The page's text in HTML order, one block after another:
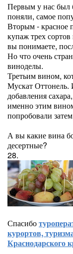
Первым у нас был
поняли, самое
Вторым - красное
купаж трех
вы понимаете,
Но что очень
виноделы.
Третьим вином,
Мускат Оттонель.
добавления
именно этим
попробовали
А вы какие вина
десертные?
28.
Спасибо
курортов,
Краснодарского